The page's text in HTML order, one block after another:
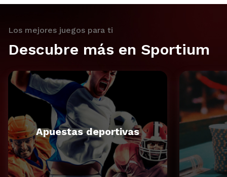
Los mejores juegos para ti
Descubre más en Sportium
Apuestas deportivas